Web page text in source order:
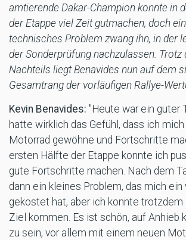
amtierende Dakar-Champion konnte in
der Etappe viel Zeit gutmachen, doch
technisches Problem zwang ihn, in der
der Sonderprüfung nachzulassen. Trotz
Nachteils liegt Benavides nun auf dem
Gesamtrang der vorläufigen Rallye-
Kevin Benavides: "Heute war ein guter
hatte wirklich das Gefühl, dass ich
Motorrad gewöhne und Fortschritte
ersten Hälfte der Etappe konnte ich
gute Fortschritte machen. Nach dem
dann ein kleines Problem, das mich
gekostet hat, aber ich konnte trotzdem
Ziel kommen. Es ist schön, auf Anhieb
zu sein, vor allem mit einem neuen